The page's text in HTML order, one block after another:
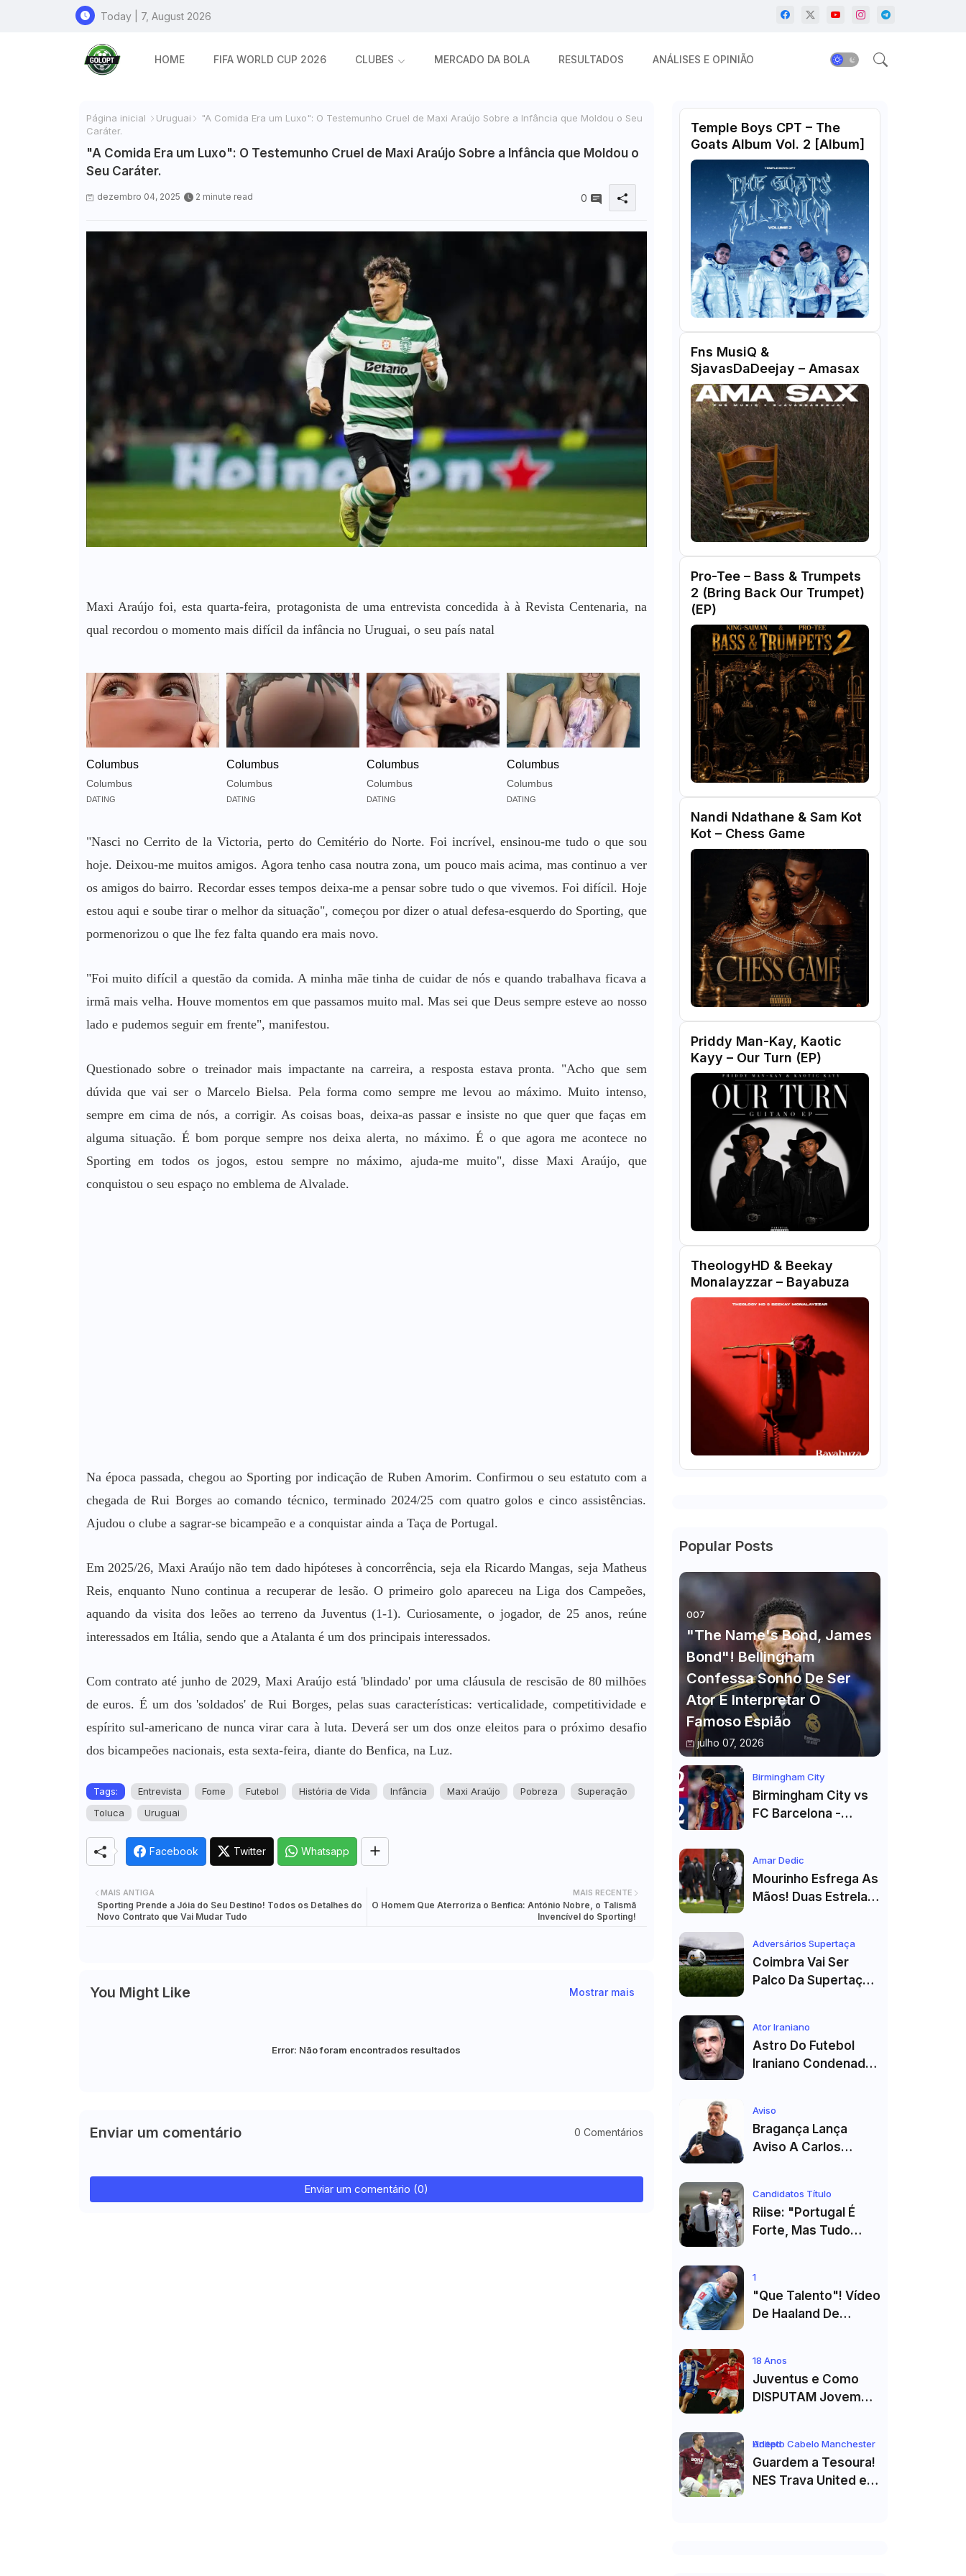
Today | 7, August 2026
HOME FIFA WORLD CUP 2026 CLUBES MERCADO DA BOLA RESULTADOS ANÁLISES E OPINIÃO
Página inicial Uruguai
"A Comida Era um Luxo": O Testemunho Cruel de Maxi Araújo Sobre a Infância que Moldou o Seu
Caráter.
"A Comida Era um Luxo": O Testemunho Cruel de Maxi Araújo Sobre a Infância que Moldou o
Seu Caráter.
dezembro 04, 2025 2 minute read 0
Maxi Araújo foi, esta quarta-feira, protagonista de uma entrevista concedida à à Revista Centenaria, na
qual recordou o momento mais difícil da infância no Uruguai, o seu país natal
Columbus
Columbus
DATING
Columbus
Columbus
DATING
Columbus
Columbus
DATING
Columbus
Columbus
DATING
"Nasci no Cerrito de la Victoria, perto do Cemitério do Norte. Foi incrível, ensinou-me tudo o que sou
hoje. Deixou-me muitos amigos. Agora tenho casa noutra zona, um pouco mais acima, mas continuo a ver
os amigos do bairro. Recordar esses tempos deixa-me a pensar sobre tudo o que vivemos. Foi difícil. Hoje
estou aqui e soube tirar o melhor da situação", começou por dizer o atual defesa-esquerdo do Sporting, que
pormenorizou o que lhe fez falta quando era mais novo.
"Foi muito difícil a questão da comida. A minha mãe tinha de cuidar de nós e quando trabalhava ficava a
irmã mais velha. Houve momentos em que passamos muito mal. Mas sei que Deus sempre esteve ao nosso
lado e pudemos seguir em frente", manifestou.
Questionado sobre o treinador mais impactante na carreira, a resposta estava pronta. "Acho que sem
dúvida que vai ser o Marcelo Bielsa. Pela forma como sempre me levou ao máximo. Muito intenso,
sempre em cima de nós, a corrigir. As coisas boas, deixa-as passar e insiste no que quer que faças em
alguma situação. É bom porque sempre nos deixa alerta, no máximo. É o que agora me acontece no
Sporting em todos os jogos, estou sempre no máximo, ajuda-me muito", disse Maxi Araújo, que
conquistou o seu espaço no emblema de Alvalade.
Na época passada, chegou ao Sporting por indicação de Ruben Amorim. Confirmou o seu estatuto com a
chegada de Rui Borges ao comando técnico, terminado 2024/25 com quatro golos e cinco assistências.
Ajudou o clube a sagrar-se bicampeão e a conquistar ainda a Taça de Portugal.
Em 2025/26, Maxi Araújo não tem dado hipóteses à concorrência, seja ela Ricardo Mangas, seja Matheus
Reis, enquanto Nuno continua a recuperar de lesão. O primeiro golo apareceu na Liga dos Campeões,
aquando da visita dos leões ao terreno da Juventus (1-1). Curiosamente, o jogador, de 25 anos, reúne
interessados em Itália, sendo que a Atalanta é um dos principais interessados.
Com contrato até junho de 2029, Maxi Araújo está 'blindado' por uma cláusula de rescisão de 80 milhões
de euros. É um dos 'soldados' de Rui Borges, pelas suas características: verticalidade, competitividade e
espírito sul-americano de nunca virar cara à luta. Deverá ser um dos onze eleitos para o próximo desafio
dos bicampeões nacionais, esta sexta-feira, diante do Benfica, na Luz.
Tags: Entrevista Fome Futebol História de Vida Infância Maxi Araújo Pobreza
Superação
Toluca
Uruguai
Facebook Twitter Whatsapp
MAIS RECENTE
O Homem Que Aterroriza o Benfica: António Nobre, o Talismã
Invencível do Sporting!
MAIS ANTIGA
Sporting Prende a Jóia do Seu Destino! Todos os Detalhes do
Novo Contrato que Vai Mudar Tudo
You Might Like Mostrar mais
Error: Não foram encontrados resultados
Enviar um comentário 0 Comentários
Enviar um comentário (0)
Temple Boys CPT – The
Goats Album Vol. 2 [Album]
Fns MusiQ &
SjavasDaDeejay – Amasax
Pro-Tee – Bass & Trumpets
2 (Bring Back Our Trumpet)
(EP)
Nandi Ndathane & Sam Kot
Kot – Chess Game
Priddy Man-Kay, Kaotic
Kayy – Our Turn (EP)
TheologyHD & Beekay
Monalayzzar – Bayabuza
Popular Posts
007
"The Name's Bond, James
Bond"! Bellingham
Confessa Sonho De Ser
Ator E Interpretar O
Famoso Espião
julho 07, 2026
Birmingham City
Birmingham City vs
FC Barcelona -
Amar Dedic
Mourinho Esfrega As
Mãos! Duas Estrelas
Madrid
Adversários Supertaça
Coimbra Vai Ser
Palco Da Supertaça
E Adversários
Confirmados
Ator Iraniano
Astro Do Futebol
Iraniano Condenado
Acusado De Estupro
E Sequestro
Aviso
Bragança Lança
Aviso A Carlos
O Sp. Braga
Candidatos Título
Riise: "Portugal É
Forte, Mas Tudo
Ronaldo"
1
"Que Talento"! Vídeo
De Haaland De
Internet
18 Anos
Juventus e Como
DISPUTAM Jovem
Adepto Cabelo Manchester United
Guardem a Tesoura!
NES Trava United e